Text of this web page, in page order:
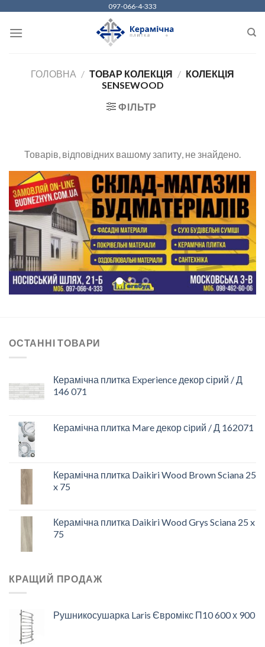
content
097-066-4-333
ГОЛОВНА / ТОВАР КОЛЕКЦІЯ / КОЛЕКЦІЯ
SENSEWOOD
ФІЛЬТР
Товарів, відповідних вашому запиту, не знайдено.
ОСТАННІ ТОВАРИ
Керамічна плитка Experience декор сірий / Д
146 071
Керамічна плитка Mare декор сiрий / Д 162071
Керамічна плитка Daikiri Wood Brown Sciana 25
x 75
Керамічна плитка Daikiri Wood Grys Sciana 25 x
75
КРАЩИЙ ПРОДАЖ
Рушникосушарка Laris Євромікс П10 600 х 900